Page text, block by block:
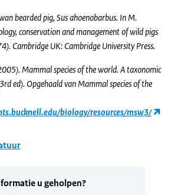
bearded pig, Sus ahoenobarbus. In M.
conservation and management of wild pigs
Cambridge UK: Cambridge University Press.
Mammal species of the world. A taxonomic
ed). Opgehaald van Mammal species of the
biology/resources/msw3/